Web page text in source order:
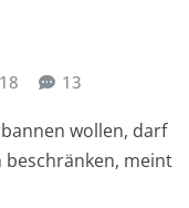
13
wollen, darf
meint